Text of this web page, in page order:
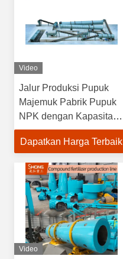
Video
Jalur Produksi Pupuk
Majemuk Pabrik Pupuk
NPK dengan Kapasitas
Produksi Tahunan
100.000 Ton dan Granul
Dapatkan Harga Terbaik
Video